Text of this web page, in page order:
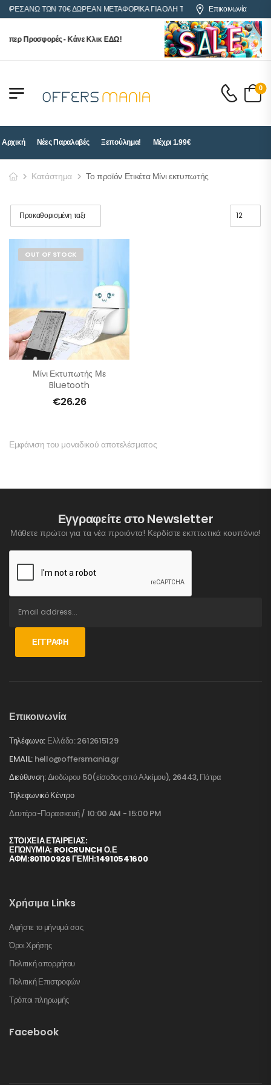
ΑΝΩ ΤΩΝ 70€ ΔΩΡΕΑΝ ΜΕΤΑΦΟΡΙΚΑ ΓΙΑ ΟΛΗ ΤΗΝ ΕΛΛΑΔΑΕπικοινωνία
Προσφορές - Κάνε Κλικ ΕΔΩ!
0
Αρχική Νέες Παραλαβές Ξεπούλημα! Μέχρι 1.99€
Κατάστημα Το προϊόν Ετικέτα Μίνι εκτυπωτής
OUT OF STOCK
Μίνι Εκτυπωτής Με
Bluetooth
€26.26
Εμφάνιση του μοναδικού αποτελέσματος
Εγγραφείτε στο Newsletter
Μάθετε πρώτοι για τα νέα προιόντα! Κερδίστε εκπτωτικά κουπόνια!
ΕΓΓΡΑΦΉ
Επικοινωνία
Τηλέφωνα: Ελλάδα: 2612615129
EMAIL: hello@offersmania.gr
Διεύθυνση:Διοδώρου 50(είσοδος από Αλκίμου), 26443, Πάτρα
Τηλεφωνικό Κέντρο
Δευτέρα-Παρασκευή / 10:00 AM - 15:00 PM
ΣΤΟΙΧΕΊΑ ΕΤΑΙΡΕΊΑΣ:
ΕΠΩΝΥΜΙΑ: ROICRUNCH Ο.Ε
ΑΦΜ:801100926 ΓΕΜΗ:14910541600
Χρήσιμα Links
Αφήστε το μήνυμά σας
Όροι Χρήσης
Πολιτική απορρήτου
Πολιτική Επιστροφών
Τρόποι πληρωμής
Facebook